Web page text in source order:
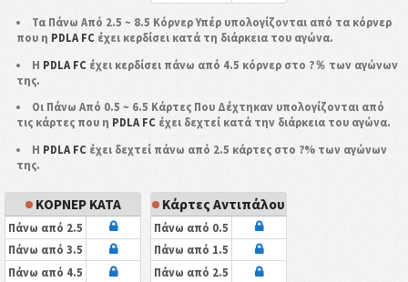
Τα Πάνω Από 2.5 ~ 8.5 Κόρνερ Υπέρ υπολογίζονται από τα κόρνερ
που η PDLA FCέχει κερδίσει κατά τη διάρκεια του αγώνα.
Η PDLA FC έχει κερδίσει πάνω από 4.5 κόρνερ στο ?％ των αγώνων
της.
Οι Πάνω Από 0.5 ~ 6.5 Κάρτες Που Δέχτηκαν υπολογίζονται από
τις κάρτες που η PDLA FCέχει δεχτεί κατά την διάρκεια του αγώνα.
Η PDLA FC έχει δεχτεί πάνω από 2.5 κάρτες στο ?% των αγώνων
της.
ΚΟΡΝΕΡ ΚΑΤΑ
Πάνω από 2.5
Πάνω από 3.5
Πάνω από 4.5
Κάρτες Αντιπάλου
Πάνω από 0.5
Πάνω από 1.5
Πάνω από 2.5